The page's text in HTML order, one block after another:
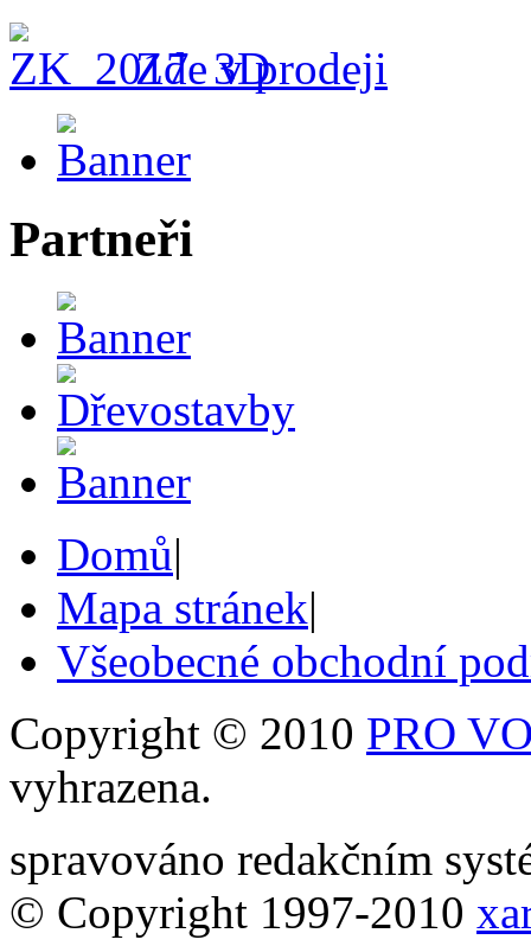
Zde v prodeji
Partneři
Domů|
Mapa stránek|
Všeobecné obchodní
Copyright © 2010 PRO
vyhrazena.
spravováno redakčním
© Copyright 1997-2010